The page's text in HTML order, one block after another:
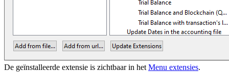
De geïnstalleerde extensie is zichtbaar in het Menu extensies.